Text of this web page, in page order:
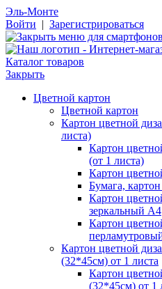
Эль-Монте
Войти | Зарегистрироваться
Каталог товаров
Закрыть
Цветной картон
Цветной картон
Картон цветной
листа)
Картон
(от 1 листа)
Картон
Бумага,
Картон
зеркальный А4
Картон
Картон цветной
(32*45см) от 1 листа
Картон
(32*45см) от 1